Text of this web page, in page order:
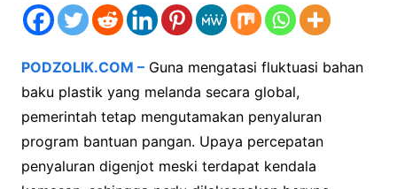
PODZOLIK.COM – Guna mengatasi fluktuasi bahan
baku plastik yang melanda secara global,
pemerintah tetap mengutamakan penyaluran
program bantuan pangan. Upaya percepatan
penyaluran digenjot meski terdapat kendala